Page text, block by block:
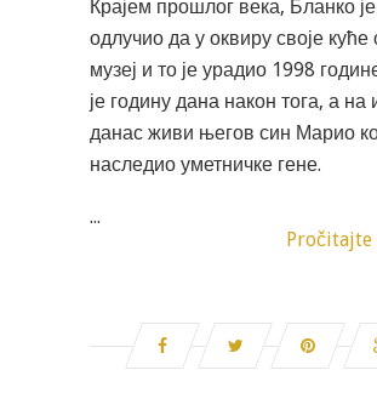
Крајем прошлог века, Бланко је
одлучио да у оквиру своје куће
музеј и то је урадио 1998
је годину дана након тога, а
данас живи његов син Марио
наследио уметничке гене.
...
Pročitajte